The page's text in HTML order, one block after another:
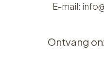
E-mail:
Ontvang